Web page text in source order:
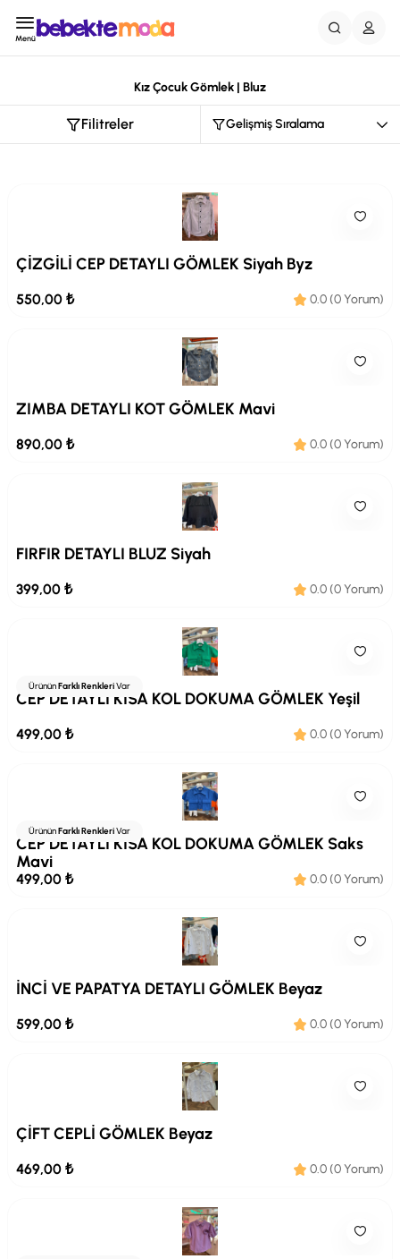
Menü
Kız Çocuk Gömlek | Bluz
Filitreler
ÇİZGİLİ CEP DETAYLI GÖMLEK Siyah Byz
550,00 ₺ 0.0 (0 Yorum)
ZIMBA DETAYLI KOT GÖMLEK Mavi
890,00 ₺ 0.0 (0 Yorum)
FIRFIR DETAYLI BLUZ Siyah
399,00 ₺ 0.0 (0 Yorum)
ÜrününFarklı RenkleriVar
CEP DETAYLI KISA KOL DOKUMA GÖMLEK Yeşil
499,00 ₺ 0.0 (0 Yorum)
ÜrününFarklı RenkleriVar
CEP DETAYLI KISA KOL DOKUMA GÖMLEK Saks
Mavi
499,00 ₺ 0.0 (0 Yorum)
İNCİ VE PAPATYA DETAYLI GÖMLEK Beyaz
599,00 ₺ 0.0 (0 Yorum)
ÇİFT CEPLİ GÖMLEK Beyaz
469,00 ₺ 0.0 (0 Yorum)